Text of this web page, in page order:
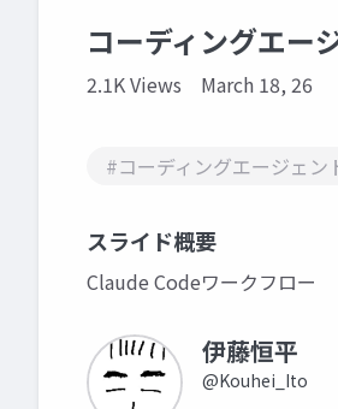
コーディングエー
2.1K Views March 18, 26
#コーディングエージェン
スライド概要
Claude Codeワークフロー
伊藤恒平
@Kouhei_Ito